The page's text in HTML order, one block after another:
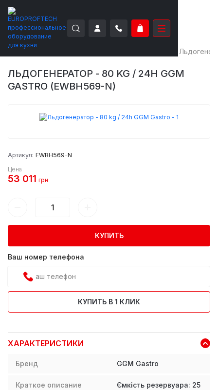
EUROPROFTECH
ЛЬДОГЕНЕРАТОР - 80 KG / 24H GGM
GASTRO (EWBH569-N)
Артикул: EWBH569-N
Цена
53 011 грн
КУПИТЬ
Ваш номер телефона
КУПИТЬ В 1 КЛИК
ХАРАКТЕРИСТИКИ
Бренд GGM Gastro
Краткое описание
Ємкість резервуара: 25